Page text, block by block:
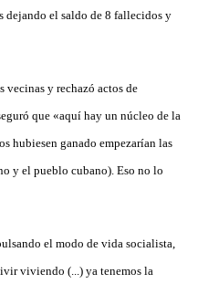
dejando el saldo de 8 fallecidos y
vecinas y rechazó actos de
que «aquí hay un núcleo de la
hubiesen ganado empezarían las
y el pueblo cubano). Eso no lo
el modo de vida socialista,
viviendo (...) ya tenemos la